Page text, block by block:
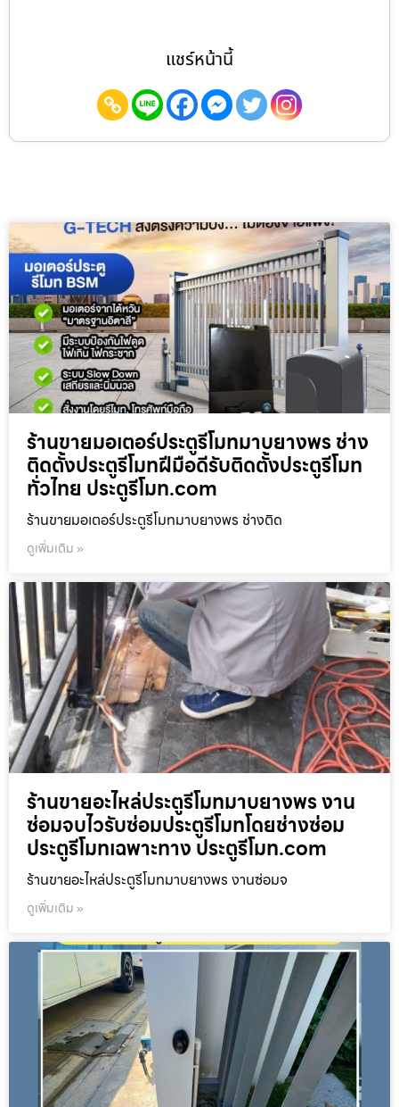
แชร์หน้านี้
ร้านขายมอเตอร์ประตูรีโมทมาบยางพร ช่าง
ติดตั้งประตูรีโมทฝีมือดีรับติดตั้งประตูรีโมท
ทั่วไทย ประตูรีโมท.com
ร้านขายมอเตอร์ประตูรีโมทมาบยางพร ช่างติด
ดูเพิ่มเติม »
ร้านขายอะไหล่ประตูรีโมทมาบยางพร งาน
ซ่อมจบไวรับซ่อมประตูรีโมทโดยช่างซ่อม
ประตูรีโมทเฉพาะทาง ประตูรีโมท.com
ร้านขายอะไหล่ประตูรีโมทมาบยางพร งานซ่อมจ
ดูเพิ่มเติม »